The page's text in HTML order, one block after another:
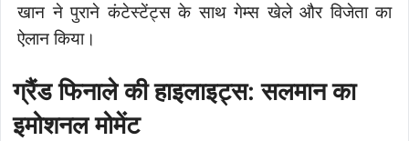
खान ने पुराने कंटेस्टेंट्स के साथ गेम्स खेले और विजेता का
ऐलान किया।
ग्रैंड फिनाले की हाइलाइट्स: सलमान का
इमोशनल मोमेंट